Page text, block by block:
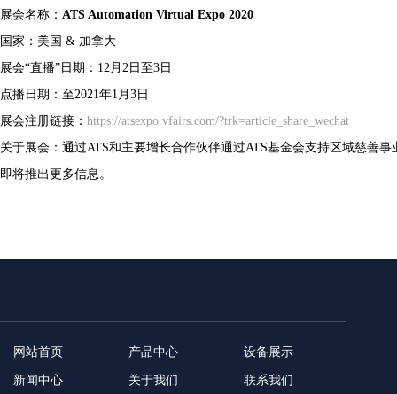
展会名称： ATS Automation Virtual Expo 2020
国家：美国 & 加拿大
展会“直播”日期：12月2日至3日
点播日期：至2021年1月3日
展会注册链接： https://atsexpo.vfairs.com/?trk=article_share_wechat
关于展会：通过ATS和主要增长合作伙伴通过ATS基金会支持区域慈善事
即将推出更多信息。
网站首页 产品中心 设备展示
新闻中心 关于我们 联系我们